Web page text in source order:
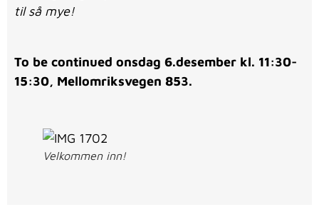
til så mye!
To be continued onsdag 6.desember kl. 11:30-
15:30, Mellomriksvegen 853.
Velkommen inn!